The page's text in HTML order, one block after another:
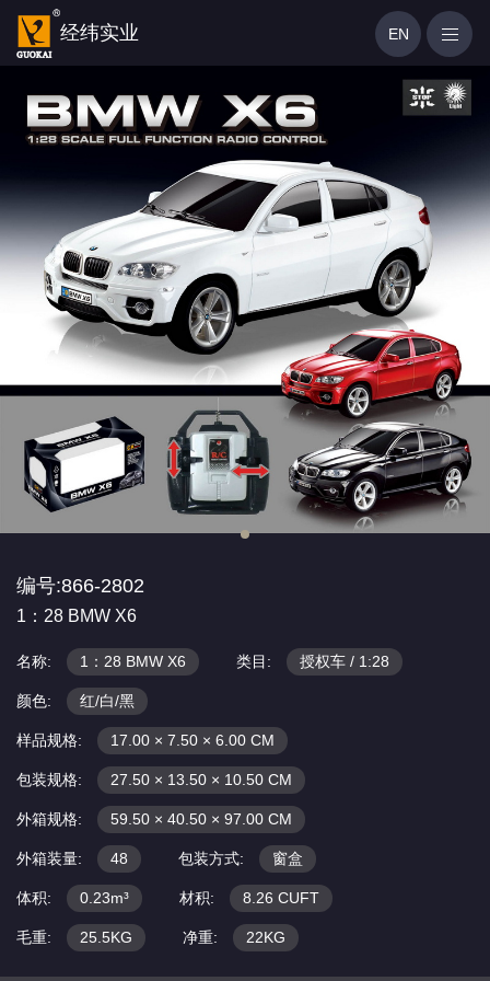
经纬实业 EN
编号:866-2802
1：28 BMW X6
名称: 1：28 BMW X6 类目: 授权车 / 1:28
颜色: 红/白/黑
样品规格: 17.00 × 7.50 × 6.00 CM
包装规格: 27.50 × 13.50 × 10.50 CM
外箱规格: 59.50 × 40.50 × 97.00 CM
外箱装量: 48 包装方式: 窗盒
体积: 0.23m³ 材积: 8.26 CUFT
毛重: 25.5KG 净重: 22KG